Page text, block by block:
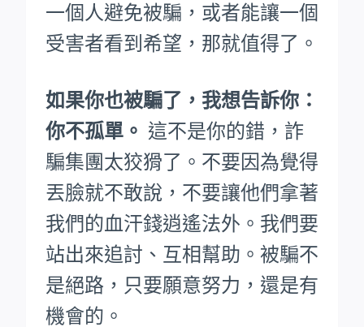
一個人避免被騙，或者能讓一個
受害者看到希望，那就值得了。
如果你也被騙了，我想告訴你：
你不孤單。 這不是你的錯，詐
騙集團太狡猾了。不要因為覺得
丟臉就不敢說，不要讓他們拿著
我們的血汗錢逍遙法外。 我們要
站出來追討、互相幫助。被騙不
是絕路，只要願意努力，還是有
機會的。